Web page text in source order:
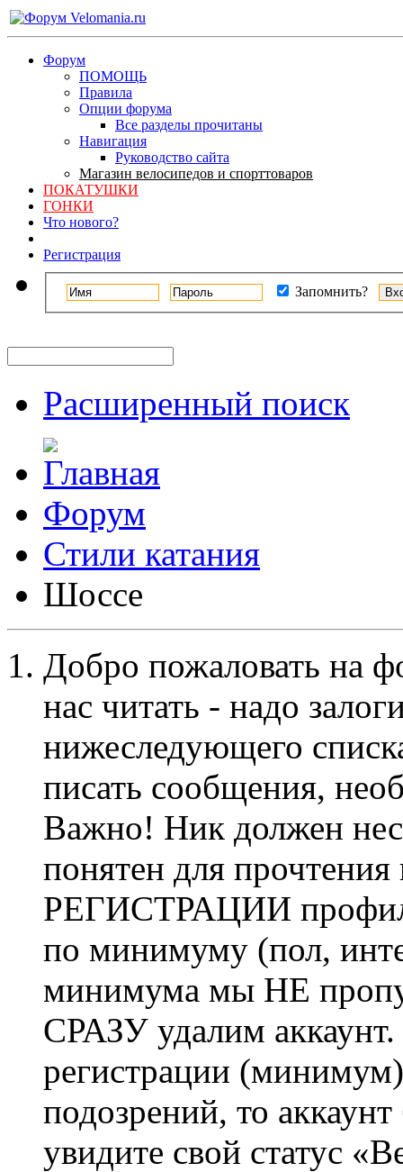
Форум
ПОМОЩЬ
Правила
Опции форума
Все разделы прочитаны
Навигация
Руководство сайта
Магазин велосипедов и спорттоваров
ПОКАТУШКИ
ГОНКИ
Что нового?
Регистрация
Запомнить?
Расширенный поиск
Форум
Стили катания
Шоссе
Добро пожаловать на
нас читать - надо
нижеследующего
писать сообщения,
Важно! Ник должен
понятен для
РЕГИСТРАЦИИ профиль
по минимуму (пол,
минимума мы НЕ
СРАЗУ удалим
регистрации
подозрений, то
увидите свой статус